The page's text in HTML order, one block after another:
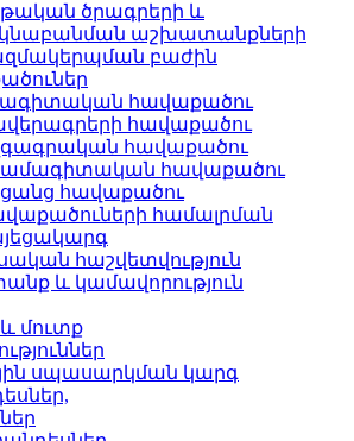
ծրագրերի և
աշխատանքների
բաժին
հավաքածու
հավաքածու
հավաքածու
հավաքածու
հավաքածու
համալրման
հաշվետվություն
և կամավորություն
մուտք
սպասարկման կարգ